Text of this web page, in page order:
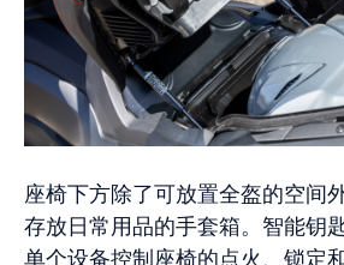
座椅下方除了可放置全盔的空间
存放日常用品的手套箱。智能钥
单个设备控制座椅的点火、锁定